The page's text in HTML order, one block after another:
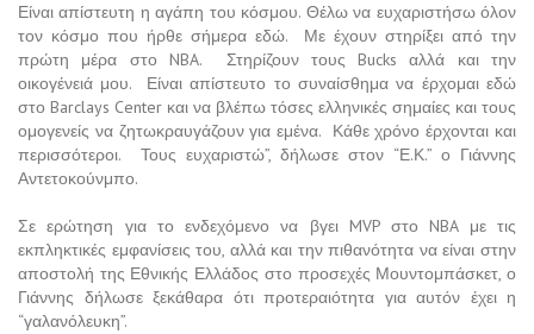
Είναι απίστευτη η αγάπη του κόσμου. Θέλω να ευχαριστήσω όλον
τον κόσμο που ήρθε σήμερα εδώ. Με έχουν στηρίξει από την
πρώτη μέρα στο NBA. Στηρίζουν τους Bucks αλλά και την
οικογένειά μου. Είναι απίστευτο το συναίσθημα να έρχομαι εδώ
στο Barclays Center και να βλέπω τόσες ελληνικές σημαίες και τους
ομογενείς να ζητωκραυγάζουν για εμένα. Κάθε χρόνο έρχονται και
περισσότεροι. Τους ευχαριστώ”, δήλωσε στον “Ε.Κ.” ο Γιάννης
Αντετοκούνμπο.
Σε ερώτηση για το ενδεχόμενο να βγει MVP στο NBA με τις
εκπληκτικές εμφανίσεις του, αλλά και την πιθανότητα να είναι στην
αποστολή της Εθνικής Ελλάδος στο προσεχές Μουντομπάσκετ, ο
Γιάννης δήλωσε ξεκάθαρα ότι προτεραιότητα για αυτόν έχει η
“γαλανόλευκη”.